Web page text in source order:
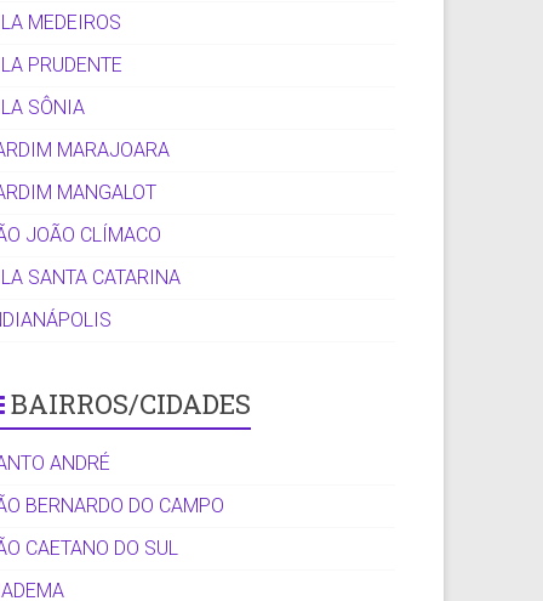
MEDEIROS
PRUDENTE
SÔNIA
MARAJOARA
MANGALOT
JOÃO CLÍMACO
SANTA CATARINA
BAIRROS/CIDADES
ANDRÉ
BERNARDO DO CAMPO
CAETANO DO SUL